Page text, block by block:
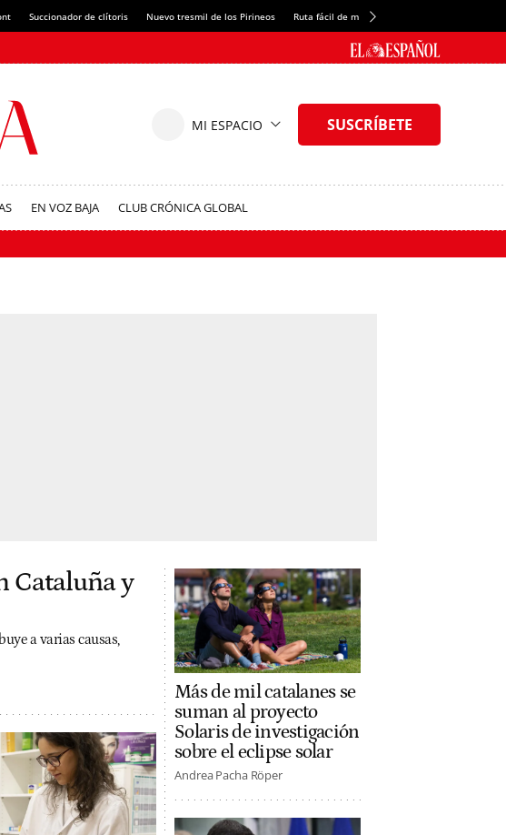
Succionador de clítoris Nuevo tresmil de los Pirineos Ruta fácil de montaña
EN VOZ BAJA CLUB CRÓNICA GLOBAL
Cataluña y
a varias causas,
Más de mil catalanes se
suman al proyecto
Solaris de investigación
sobre el eclipse solar
Andrea Pacha Röper